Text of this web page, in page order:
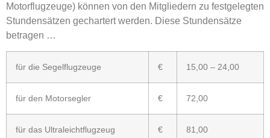
Motorflugzeuge) können von den Mitgliedern zu festgelegten
Stundensätzen gechartert werden. Diese Stundensätze
betragen …
für die Segelflugzeuge € 15,00 – 24,00
für den Motorsegler € 72 ,00
für das Ultraleichtflugzeug € 81,00